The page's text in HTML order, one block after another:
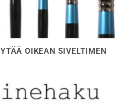
OIKEAN SIVELTIMEN